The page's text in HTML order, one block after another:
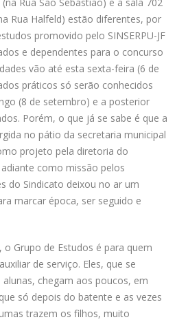
Rua Halfeld) estão diferentes, por
promovido pelo SINSERPU-JF
e dependentes para o concurso
vão até esta sexta-feira (6 de
práticos só serão conhecidos
(8 de setembro) e a posterior
Porém, o que já se sabe é que a
no pátio da secretaria municipal
projeto pela diretoria do
adiante como missão pelos
do Sindicato deixou no ar um
marcar época, ser seguido e
o Grupo de Estudos é para quem
de serviço. Eles, que se
chegam aos poucos, em
só depois do batente e as vezes
trazem os filhos, muito